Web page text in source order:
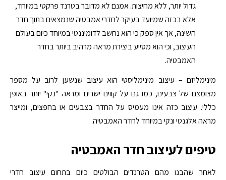
גדול יותר, ללא מחיצות. אמנם לא מדובר בטרנד פרקטי במיוחד,
אלא בכזה שמיועד בעיקר לחדרי אמבטיה שנמצאים בתוך חדר
השינה, אך אין ספק כי הוא נחשב לדומיננטי במיוחד כיום בעולם
העיצוב, וכי הוא מסייע ביצירת מראה מרהיב ביותר בחדר
האמבטיה.
מינימליזם – עיצוב מינימליסטי הוא עיצוב שנשען לרוב על מספר
מצומצם של צבעים, כמו גם על קווים ישרים ומראה "נקי" יותר באופן
כללי. עיצוב כזה אינו מעמיס על החדר בצבעים או בחפצים, ומייצר
מראה אלגנטי ונקי במיוחד לחדר האמבטיה.
טיפים לעיצוב חדר האמבטיה
לאחר שהבנו מהם הטרנדים הבולטים כיום בתחום עיצוב חדרי